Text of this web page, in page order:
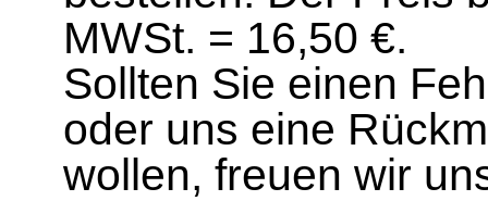
MWSt. = 16,50 €.
Sollten Sie einen
oder uns eine
wollen, freuen wir